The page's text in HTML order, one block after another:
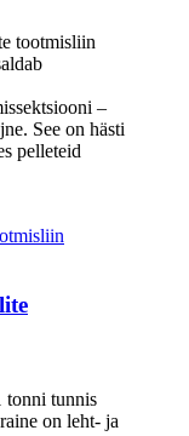
tootmisliin
–
See on hästi
pelleteid
tonni tunnis
on leht- ja